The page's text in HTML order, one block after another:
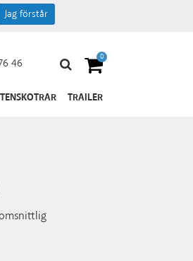
46 0
TRAILER
Jag förstår